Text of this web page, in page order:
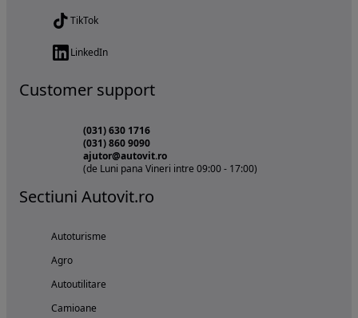
TikTok
LinkedIn
Customer support
(031) 630 1716
(031) 860 9090
ajutor@autovit.ro
(de Luni pana Vineri intre 09:00 - 17:00)
Sectiuni Autovit.ro
Autoturisme
Agro
Autoutilitare
Camioane